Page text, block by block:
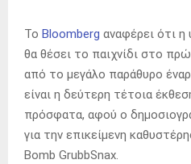
Το Bloomberg αναφέρει ότι
θα θέσει το παιχνίδι στο
από το μεγάλο παράθυρο
είναι η δεύτερη τέτοια
πρόσφατα, αφού ο
για την επικείμενη
Bomb GrubbSnax.